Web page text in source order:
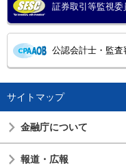
証券取引等監視委
公認会計士・監査
サイトマップ
金融庁について
報道・広報